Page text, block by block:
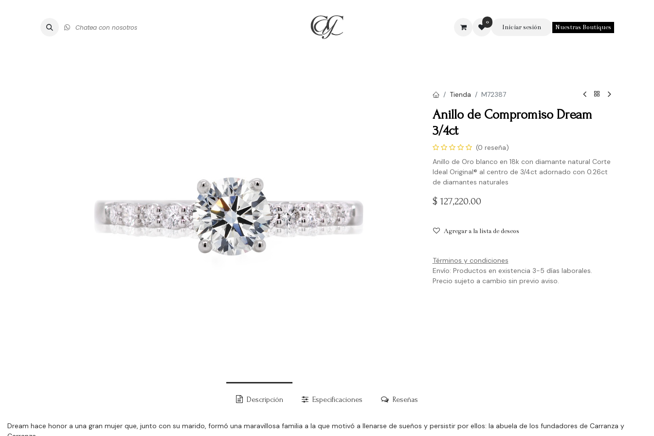
Chatea con nosotros
0
Iniciar sesión Nuestras Boutiques
Tienda M72387
Anillo de Compromiso Dream
3/4ct
(0 reseña)
Anillo de Oro blanco en 18k con diamante natural Corte
Ideal Original® al centro de 3/4ct adornado con 0.26ct
de diamantes naturales
$ 127,220.00
Agregar a la lista de deseos
Términos y condiciones
Envío: Productos en existencia 3-5 días laborales.
Precio sujeto a cambio sin previo aviso.
Descripción Especificaciones Reseñas
Dream hace honor a una gran mujer que, junto con su marido, formó una maravillosa familia a la que motivó a llenarse de sueños y persistir por ellos: la abuela de los fundadores de Carranza y